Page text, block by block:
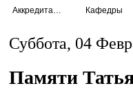
Кафедры
Суббота, 04
Памяти